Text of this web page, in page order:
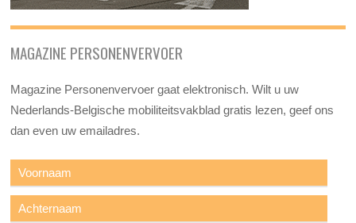
MAGAZINE PERSONENVERVOER
Magazine Personenvervoer gaat elektronisch. Wilt u uw
Nederlands-Belgische mobiliteitsvakblad gratis lezen, geef ons
dan even uw emailadres.